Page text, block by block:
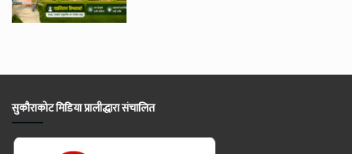
सुकौराकोट मिडिया प्रालीद्धारा संचालित